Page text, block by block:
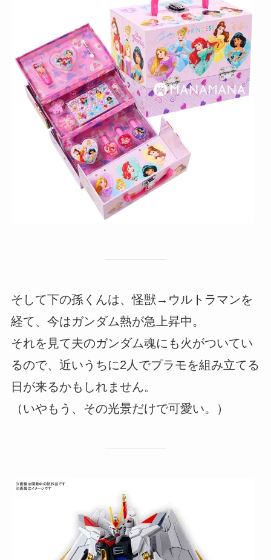
そして下の孫くんは、怪獣→ウルトラマンを
経て、今はガンダム熱が急上昇中。
それを見て夫のガンダム魂にも火がついてい
るので、近いうちに2人でプラモを組み立てる
日が来るかもしれません。
（いやもう、その光景だけで可愛い。）